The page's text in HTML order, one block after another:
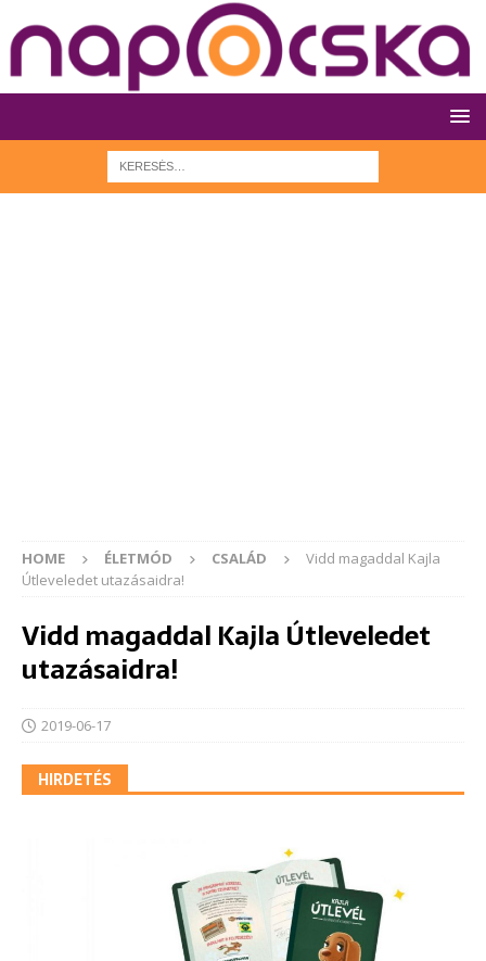
HOME ÉLETMÓD CSALÁD
Vidd magaddal Kajla
Útleveledet utazásaidra!
Vidd magaddal Kajla Útleveledet
utazásaidra!
2019-06-17
HIRDETÉS